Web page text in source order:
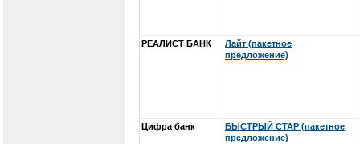
РЕАЛИСТ БАНК
Лайт (пакетное
предложение)
Цифра банк
БЫСТРЫЙ СТАР (пакетное
предложение)